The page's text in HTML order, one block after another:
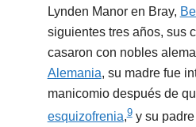
Lynden Manor en Bray,
siguientes tres años, sus
casaron con nobles
Alemania, su madre fue
manicomio después de
esquizofrenia,9 y su